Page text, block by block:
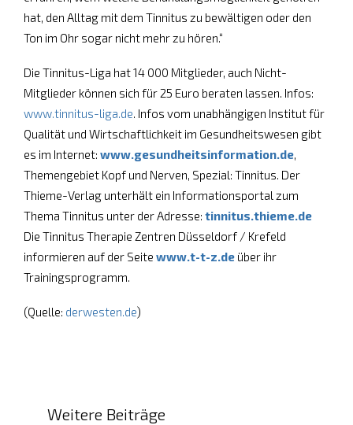
hat, den Alltag mit dem Tinnitus zu bewältigen oder den
Ton im Ohr sogar nicht mehr zu hören.“
Die Tinnitus-Liga hat 14 000 Mitglieder, auch Nicht-
Mitglieder können sich für 25 Euro beraten lassen. Infos:
www.tinnitus-liga.de. Infos vom unabhängigen Institut für
Qualität und Wirtschaftlichkeit im Gesundheitswesen gibt
es im Internet: www.gesundheitsinformation.de,
Themengebiet Kopf und Nerven, Spezial: Tinnitus. Der
Thieme-Verlag unterhält ein Informationsportal zum
Thema Tinnitus unter der Adresse: tinnitus.thieme.de
Die Tinnitus Therapie Zentren Düsseldorf / Krefeld
informieren auf der Seite www.t-t-z.de über ihr
Trainingsprogramm.
(Quelle: derwesten.de)
Weitere Beiträge